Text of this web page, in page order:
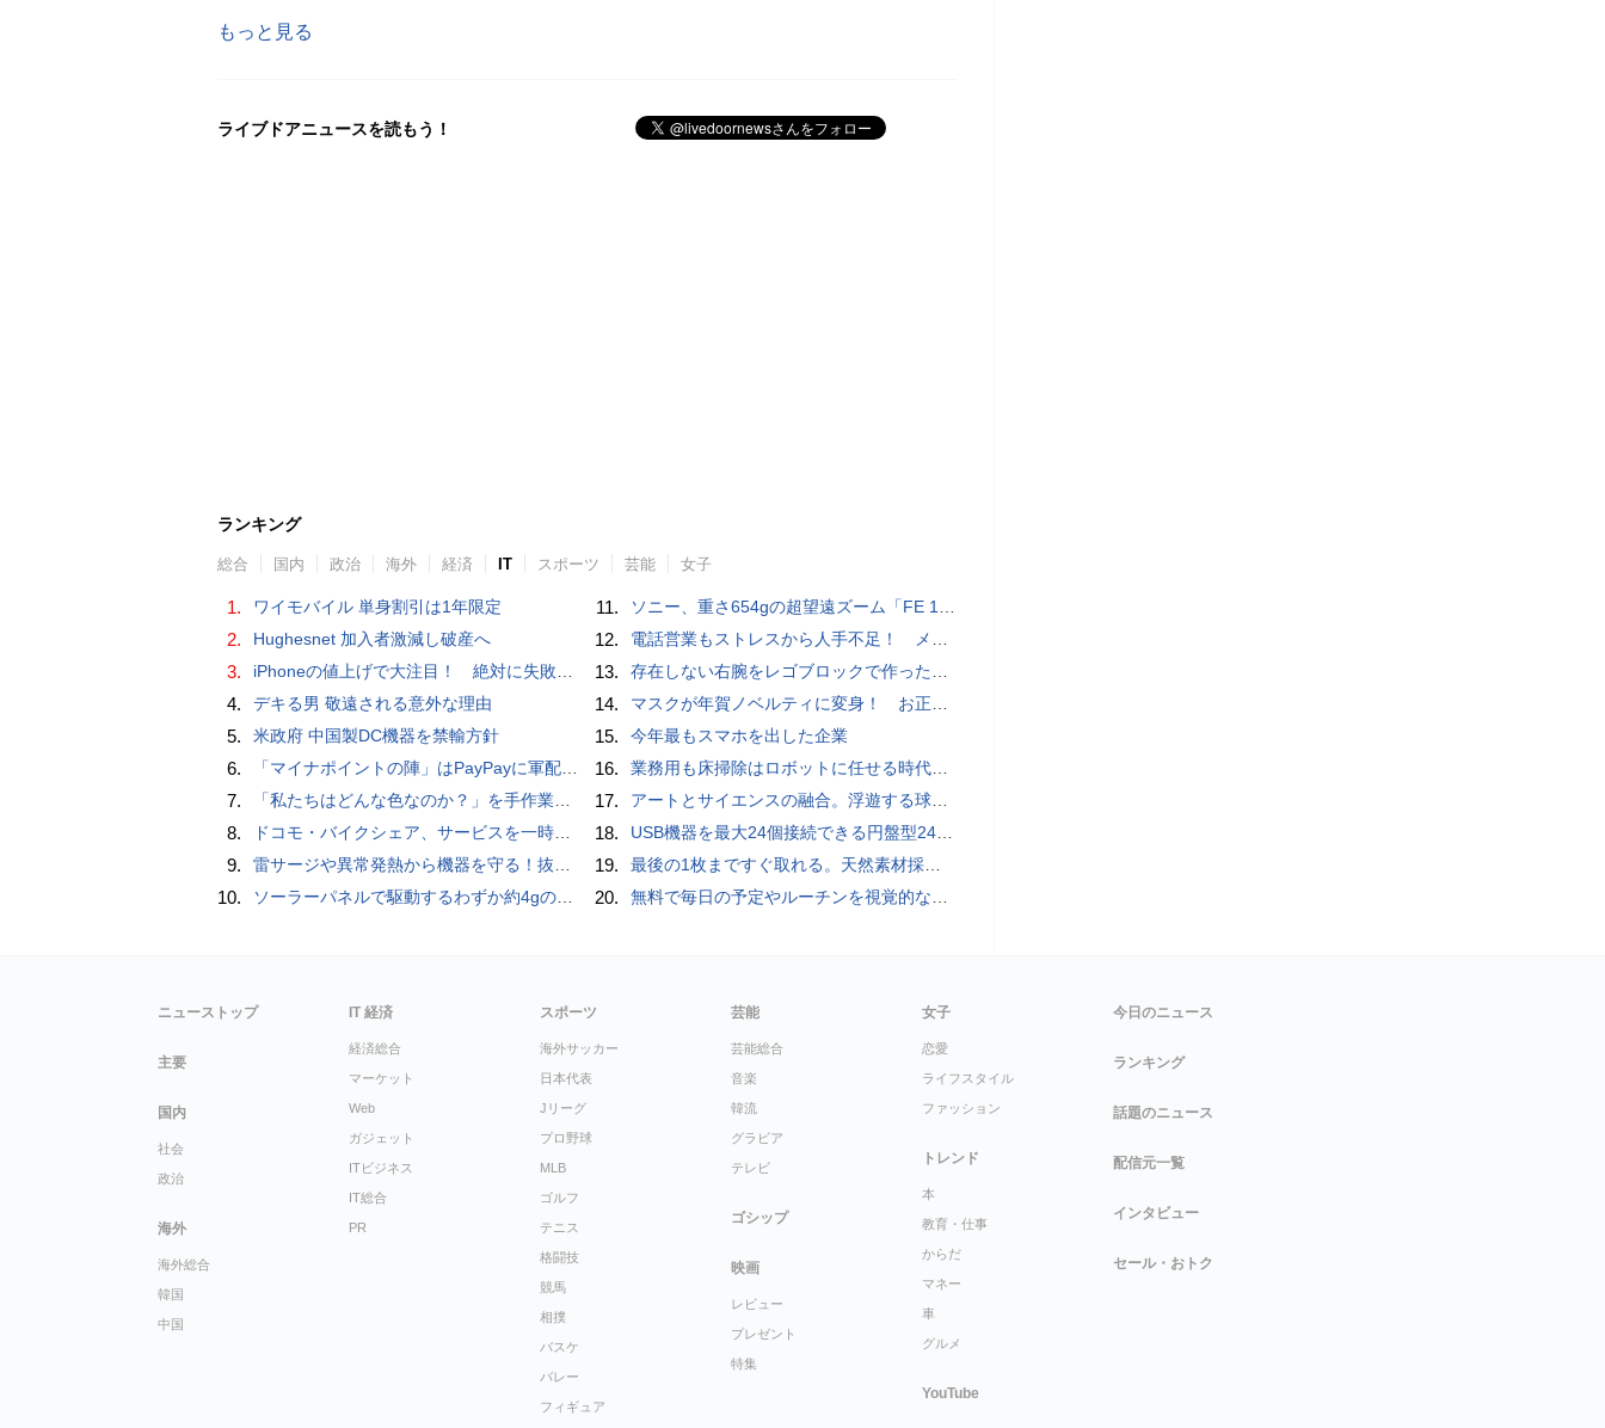
もっと見る
ライブドアニュースを読もう！
ランキング
総合 国内 政治 海外 経済 IT スポーツ 芸能 女子
1. ワイモバイル 単身割引は1年限定
2. Hughesnet 加入者激減し破産へ
3. iPhoneの値上げで大注目！ 絶対に失敗しない「中古スマホ」の売り方＆買い方
4. デキる男 敬遠される意外な理由
5. 米政府 中国製DC機器を禁輸方針
6. 「マイナポイントの陣」はPayPayに軍配！ 燻製できちゃう鍋、グラスドームクッカー
7. 「私たちはどんな色なのか？」を手作業でデータ分析して人間の肌の色を表現する新しい色空間を構築した「Inclusive Color Space」
8. ドコモ・バイクシェア、サービスを一時停止 不具合の復旧が見通せないため
9. 雷サージや異常発熱から機器を守る！抜け止め仕様の3P-2P変換アダプタ
10. ソーラーパネルで駆動するわずか約4gの超軽量ドローン「CoulombFly」
11. ソニー、重さ654gの超望遠ズーム「FE 100-400mm F5.6-8 OSS」 実売14万円前後
12. 電話営業もストレスから人手不足！ メンタルに心配ない会話AI 「Sakura TALK」が営業電話をかける時代がくる
13. 存在しない右腕をレゴブロックで作った少年ビルダーが登場
14. マスクが年賀ノベルティに変身！ お正月特別パッケージの注文受付開始
15. 今年最もスマホを出した企業
16. 業務用も床掃除はロボットに任せる時代が本格到来 ビルメンヒューマンフェア ＆ クリーンEXPO 2018
17. アートとサイエンスの融合。浮遊する球体インテリア「Buda Ball(ブダボール)」
18. USB機器を最大24個接続できる円盤型24ポートUSBハブが登場
19. 最後の1枚まですぐ取れる。天然素材採用の「Ih Paperティッシュケース」
20. 無料で毎日の予定やルーチンを視覚的なブロック配置で把握しNextCloud・WebDAV・Obsidianなどで同期＆AI連携・歩数記録・専用Androidアプリ・StreamDeckの双方向完全連携も可能な「dayGLANCE」、アカウント登録不要でセルフホストも可能
ニューストップ
主要
国内
社会
政治
海外
海外総合
韓国
中国
IT 経済
経済総合
マーケット
Web
ガジェット
ITビジネス
IT総合
PR
スポーツ
海外サッカー
日本代表
Jリーグ
プロ野球
MLB
ゴルフ
テニス
格闘技
競馬
相撲
バスケ
バレー
フィギュア
芸能
芸能総合
音楽
韓流
グラビア
テレビ
ゴシップ
映画
レビュー
プレゼント
特集
女子
恋愛
ライフスタイル
ファッション
トレンド
本
教育・仕事
からだ
マネー
車
グルメ
YouTube
今日のニュース
ランキング
話題のニュース
配信元一覧
インタビュー
セール・おトク